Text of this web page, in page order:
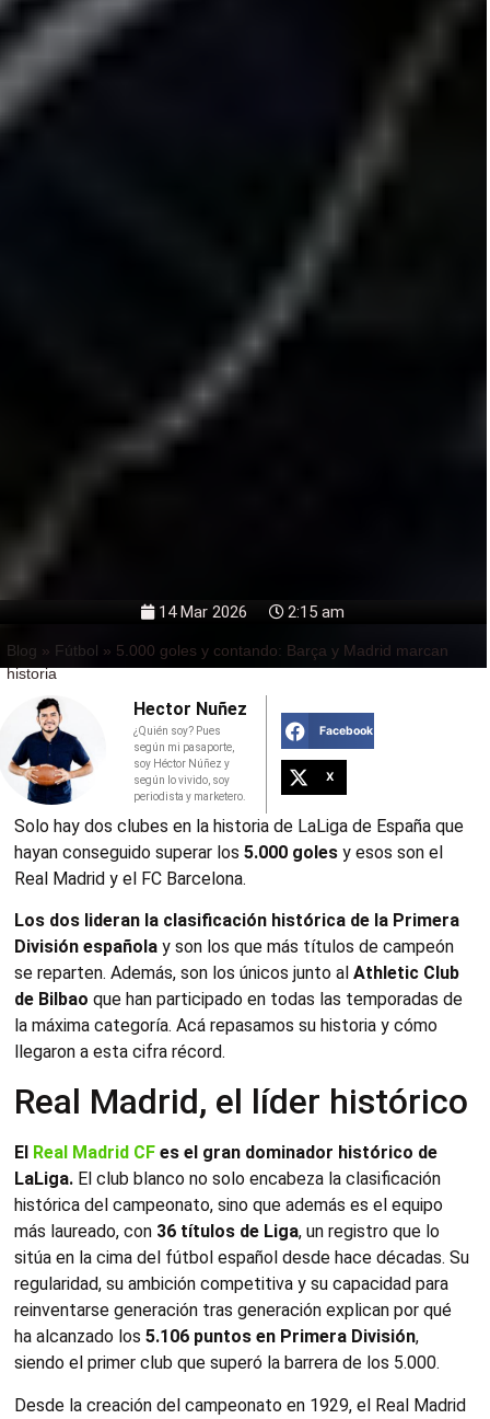
14 Mar 2026 2:15 am
Blog » Fútbol » 5.000 goles y contando: Barça y Madrid marcan
historia
Hector Nuñez
¿Quién soy? Pues
según mi pasaporte,
soy Héctor Núñez y
según lo vivido, soy
periodista y marketero.
Facebook
X
Solo hay dos clubes en la historia de LaLiga de España que
hayan conseguido superar los 5.000 goles y esos son el
Real Madrid y el FC Barcelona.
Los dos lideran la clasificación histórica de la Primera
División española y son los que más títulos de campeón
se reparten. Además, son los únicos junto al Athletic Club
de Bilbao que han participado en todas las temporadas de
la máxima categoría. Acá repasamos su historia y cómo
llegaron a esta cifra récord.
Real Madrid, el líder histórico
El Real Madrid CF es el gran dominador histórico de
LaLiga. El club blanco no solo encabeza la clasificación
histórica del campeonato, sino que además es el equipo
más laureado, con 36 títulos de Liga, un registro que lo
sitúa en la cima del fútbol español desde hace décadas. Su
regularidad, su ambición competitiva y su capacidad para
reinventarse generación tras generación explican por qué
ha alcanzado los 5.106 puntos en Primera División,
siendo el primer club que superó la barrera de los 5.000.
Desde la creación del campeonato en 1929, el Real Madrid